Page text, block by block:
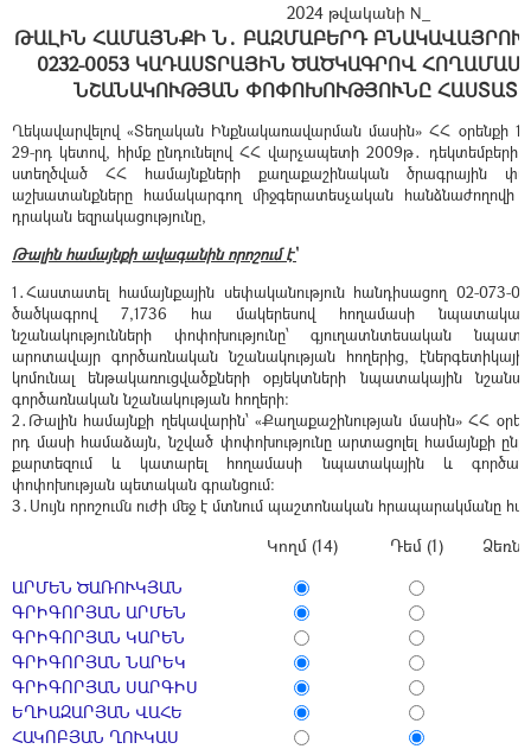
2024 թվականի N_
ԹԱԼԻՆ ՀԱՄԱՅՆՔԻ Ն․ ԲԱԶՄԱԲԵՐԴ
0232-0053 ԿԱԴԱՍՏՐԱՅԻՆ ԾԱԾԿԱԳՐՈՎ
ՆՇԱՆԱԿՈՒԹՅԱՆ ՓՈՓՈԽՈՒԹՅՈՒՆԸ
Ղեկավարվելով «Տեղական Ինքնակառավարման մասին» ՀՀ օրենքի
29-րդ կետով, հիմք ընդունելով ՀՀ վարչապետի 2009թ․ դեկտեմբերի
ստեղծված ՀՀ համայնքների քաղաքաշինական ծրագրային
աշխատանքները համակարգող միջգերատեսչական հանձնաժողովի
դրական եզրակացությունը,
Թալին համայնքի ավագանին որոշում է՝
1․Հաստատել համայնքային սեփականություն հանդիսացող 02-073-
ծածկագրով 7,1736 հա մակերեսով հողամասի
նշանակությունների փոփոխությունը՝ գյուղատնտեսական
արոտավայր գործառնական նշանակության հողերից,
կոմունալ ենթակառուցվածքների օբյեկտների նպատակային
գործառնական նշանակության հողերի:
2․Թալին համայնքի ղեկավարին՝ «Քաղաքաշինության մասին» ՀՀ
րդ մասի համաձայն, նշված փոփոխությունը արտացոլել համայնքի
քարտեզում և կատարել հողամասի նպատակային և
փոփոխության պետական գրանցում:
3․Սույն որոշումն ուժի մեջ է մտնում պաշտոնական հրապարակմանը
Կողմ (14) Դեմ (1)
ԱՐՄԵՆ ԾԱՌՈՒԿՅԱՆ
ԳՐԻԳՈՐՅԱՆ ԱՐՄԵՆ
ԳՐԻԳՈՐՅԱՆ ԿԱՐԵՆ
ԳՐԻԳՈՐՅԱՆ ՆԱՐԵԿ
ԳՐԻԳՈՐՅԱՆ ՍԱՐԳԻՍ
ԵՂԻԱԶԱՐՅԱՆ ՎԱՀԵ
ՀԱԿՈԲՅԱՆ ՂՈՒԿԱՍ